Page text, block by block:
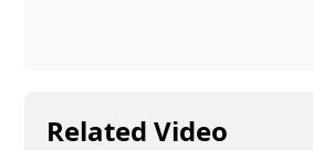
Related Video